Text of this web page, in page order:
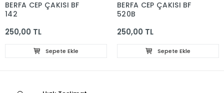
BERFA CEP ÇAKISI BF
142
250,00 TL
Sepete Ekle
BERFA CEP ÇAKISI BF
520B
250,00 TL
Sepete Ekle